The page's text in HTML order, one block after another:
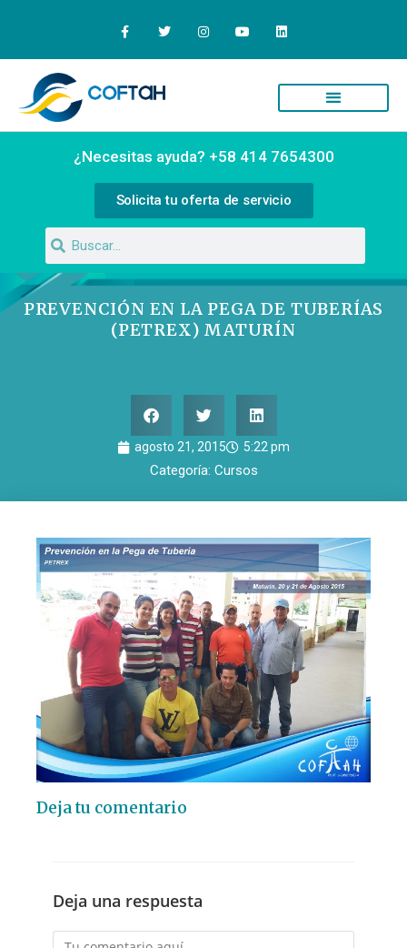
¿Necesitas ayuda? +58 414 7654300
Solicita tu oferta de servicio
PREVENCIÓN EN LA PEGA DE TUBERÍAS
(PETREX) MATURÍN
agosto 21, 2015 5:22 pm
Categoría: Cursos
Deja tu comentario
Deja una respuesta